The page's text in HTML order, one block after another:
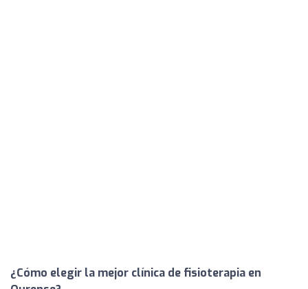
¿Cómo elegir la mejor clínica de fisioterapia en